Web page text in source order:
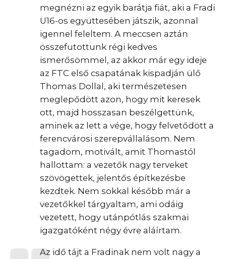
megnézni az egyik barátja fiát, aki a Fradi
U16-os együttesében játszik, azonnal
igennel feleltem. A meccsen aztán
összefutottunk régi kedves
ismerősömmel, az akkor már egy ideje
az FTC első csapatának kispadján ülő
Thomas Dollal, aki természetesen
meglepődött azon, hogy mit keresek
ott, majd hosszasan beszélgettünk,
aminek az lett a vége, hogy felvetődött a
ferencvárosi szerepvállalásom. Nem
tagadom, motivált, amit Thomastól
hallottam: a vezetők nagy terveket
szövögettek, jelentős építkezésbe
kezdtek. Nem sokkal később már a
vezetőkkel tárgyaltam, ami odáig
vezetett, hogy utánpótlás szakmai
igazgatóként négy évre aláírtam.
Az idő tájt a Fradinak nem volt nagy a